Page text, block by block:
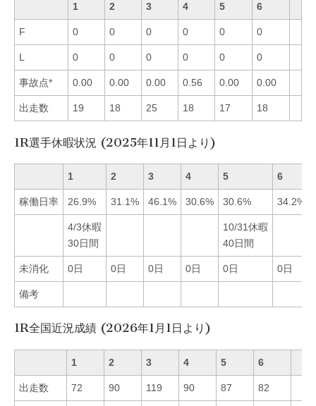
1 2 3 4 5 6
F 0 0 0 0 0 0
L 0 0 0 0 0 0
事故点* 0.00 0.00 0.00 0.56 0.00 0.00
出走数 19 18 25 18 17 18
1R選手休暇状況 (2025年11月1日より)
1 2 3 4 5 6
稼働日率 26.9% 31.1% 46.1% 30.6% 30.6% 34.2%
4/3休暇
30日間
10/31休暇
40日間
未消化 0日 0日 0日 0日 0日 0日
備考
1R全国近況成績 (2026年1月1日より)
1 2 3 4 5 6
出走数 72 90 119 90 87 82